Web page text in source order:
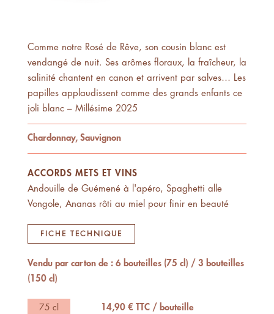
Comme notre Rosé de Rêve, son cousin blanc est
vendangé de nuit. Ses arômes floraux, la fraîcheur, la
salinité chantent en canon et arrivent par salves… Les
papilles applaudissent comme des grands enfants ce
joli blanc – Millésime 2025
Chardonnay, Sauvignon
ACCORDS METS ET VINS
Andouille de Guémené à l'apéro, Spaghetti alle
Vongole, Ananas rôti au miel pour finir en beauté
FICHE TECHNIQUE
Vendu par carton de : 6 bouteilles (75 cl) / 3 bouteilles
(150 cl)
75 cl 14,90 € TTC / bouteille